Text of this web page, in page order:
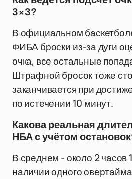
3×3?
В официальном
ФИБА броски из-за дуги
очка, все остальные
Штрафной бросок тоже
заканчивается при
по истечении 10 минут.
Какова реальная
НБА с учётом
В среднем - около 2 часов
наличии одного